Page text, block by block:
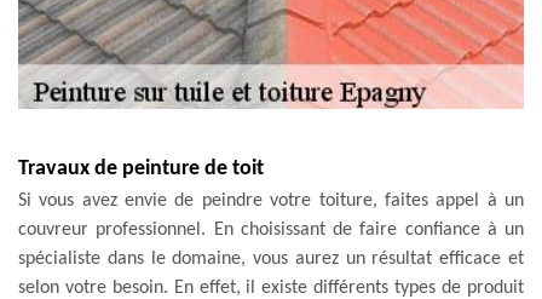
Travaux de peinture de toit
Si vous avez envie de peindre votre toiture, faites appel à un
couvreur professionnel. En choisissant de faire confiance à un
spécialiste dans le domaine, vous aurez un résultat efficace et
selon votre besoin. En effet, il existe différents types de produit